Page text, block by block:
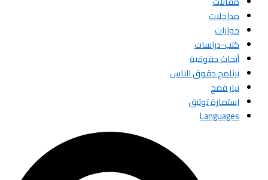
مداخلات
حوارات
كتب-دراسات
أبحاث حقوقية
برنامج حقوق الناس
تيار قمح
استمارة توثيق
Languages